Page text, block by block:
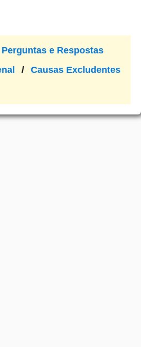
Perguntas e Respostas
Causas Excludentes